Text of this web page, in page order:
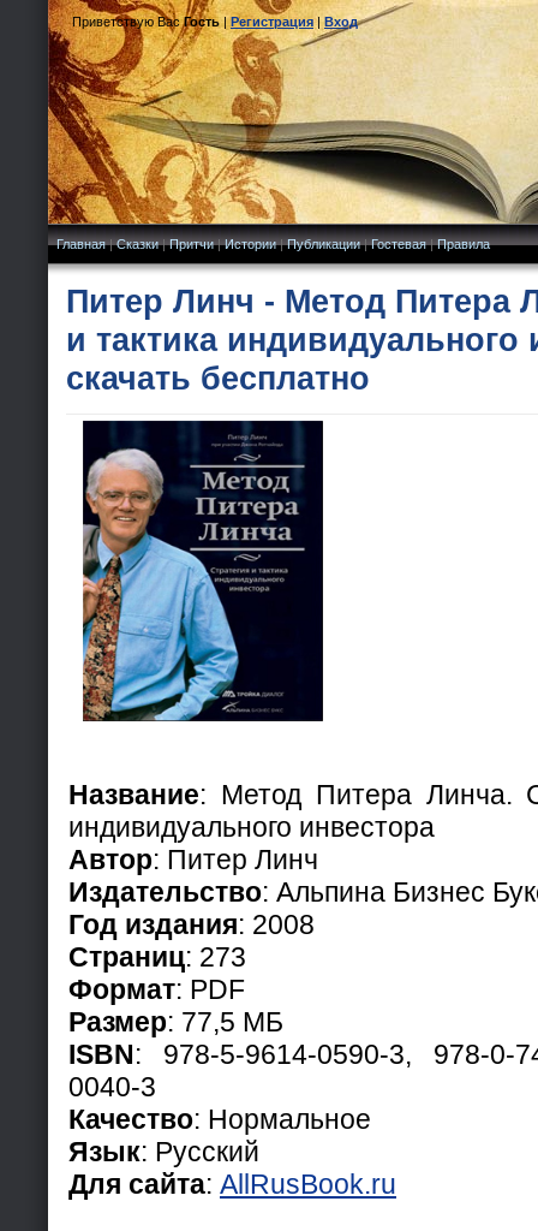
Приветствую Вас Гость|Регистрация|Вход
Главная|Сказки|Притчи|Истории|Публикации|Гостевая|Правила
Питер Линч - Метод Питера
и тактика индивидуального
скачать бесплатно
Название: Метод Питера Линча.
индивидуального инвестора
Автор: Питер Линч
Издательство: Альпина Бизнес
Год издания: 2008
Страниц: 273
Формат: PDF
Размер: 77,5 МБ
ISBN: 978-5-9614-0590-3, 978-0-
0040-3
Качество: Нормальное
Язык: Русский
Для сайта: AllRusBook.ru